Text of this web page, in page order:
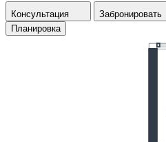
Консультация
Забронировать
Планировка